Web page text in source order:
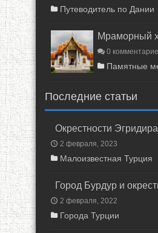
Путеводитель по Дании
Мраморный
0
Памятные
Последние статьи
Окрестности
2 февраля, 2023
Малоизвестная Турция
Город Бурдур и
2 февраля, 2022
Города Турции